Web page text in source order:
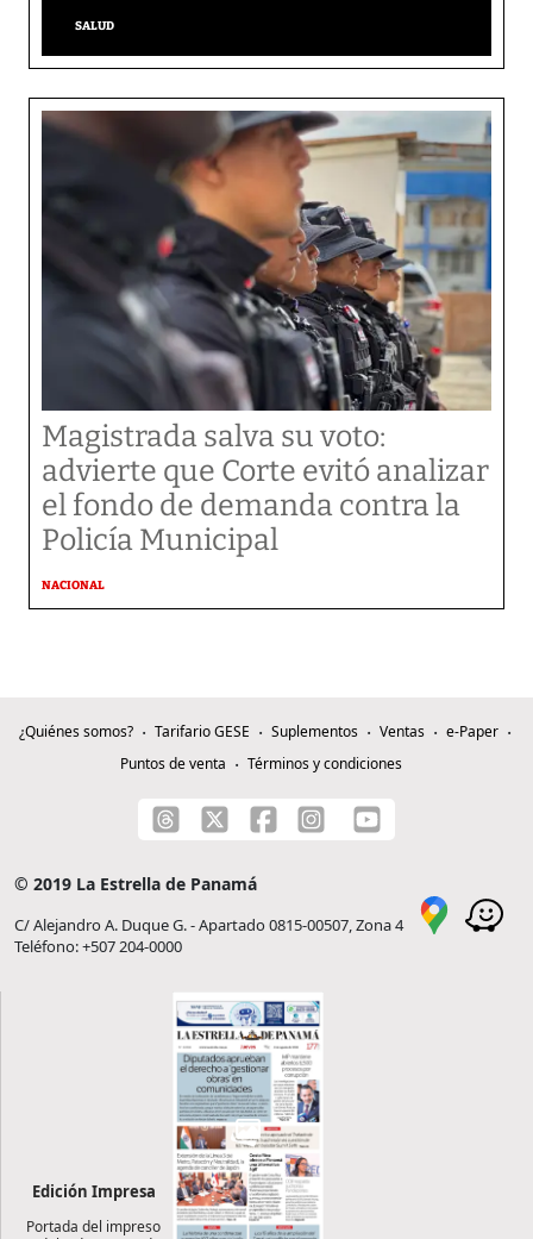
SALUD
Magistrada salva su voto:
advierte que Corte evitó analizar
el fondo de demanda contra la
Policía Municipal
NACIONAL
¿Quiénes somos? Tarifario GESE Suplementos Ventas
e-Paper
Puntos de venta
Términos y condiciones
© 2019 La Estrella de Panamá
C/ Alejandro A. Duque G. - Apartado 0815-00507, Zona 4
Teléfono: +507 204-0000
Edición Impresa
Portada del impreso